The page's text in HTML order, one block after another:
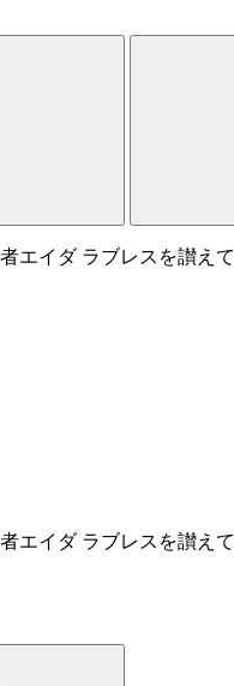
エイダ ラブレスを讃えて
エイダ ラブレスを讃えて